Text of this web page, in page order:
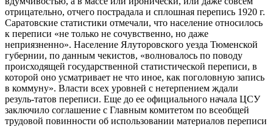
отрицательно, отчего пострадала и сплошная перепись 1920 г.
Саратовские статистики отмечали, что население относилось
к переписи «не только не сочувственно, но даже
неприязненно». Население Ялуторовского уезда Тюменской
губернии, по данным чекистов, «волновалось по поводу
происходящей государственной статистической переписи, в
которой оно усматривает не что иное, как поголовную запись
в коммуну». Власти всех уровней с нетерпением ждали
резуль-татов переписи. Еще до ее официального начала ЦСУ
заключило соглашение с Главным комитетом по всеобщей
трудовой повинности об использовании материалов переписи